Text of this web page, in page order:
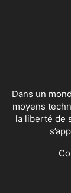
Dans un
moyens
la liberté de